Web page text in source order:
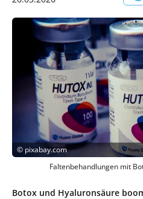
© pixabay.com
Faltenbehandlungen mit
Botox und Hyaluronsäure